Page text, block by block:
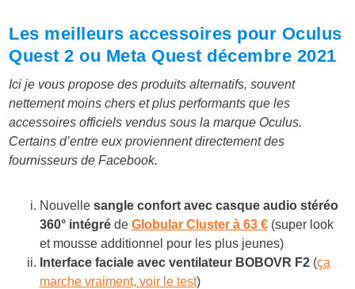
Les meilleurs accessoires pour Oculus
Quest 2 ou Meta Quest décembre 2021
Ici je vous propose des produits alternatifs, souvent
nettement moins chers et plus performants que les
accessoires officiels vendus sous la marque Oculus.
Certains d’entre eux proviennent directement des
fournisseurs de Facebook.
Nouvelle sangle confort avec casque audio stéréo
360° intégréde Globular Cluster à 63 €(super look
et mousse additionnel pour les plus jeunes)
Interface faciale avec ventilateur BOBOVR F2(ça
marche vraiment, voir le test)